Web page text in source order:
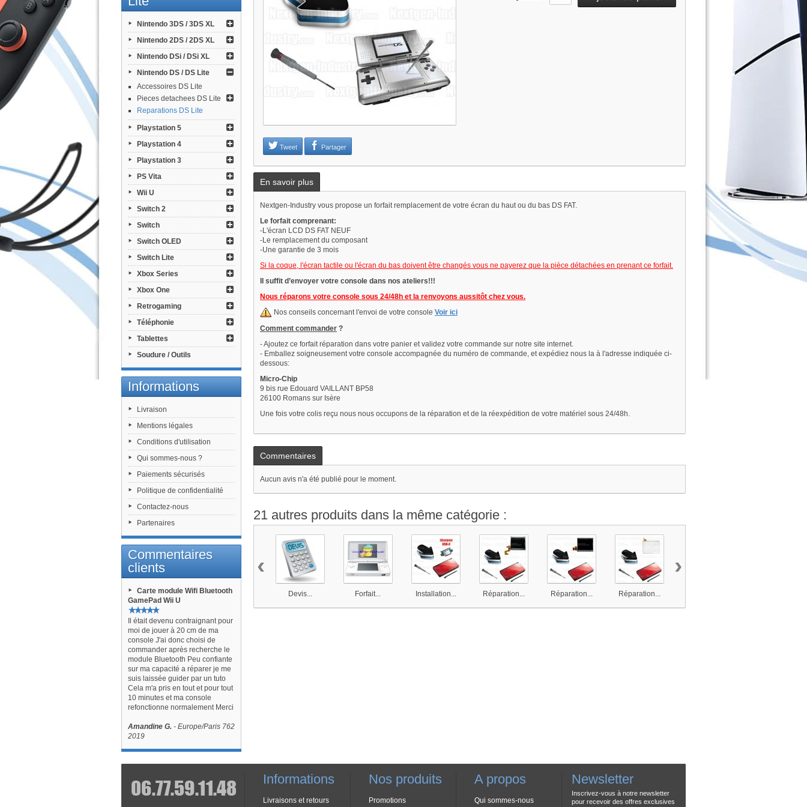
Nintendo 3DS / 3DS XL
Nintendo 2DS / 2DS XL
Nintendo DSi / DSi XL
Nintendo DS / DS Lite
Accessoires DS Lite
Pieces detachees DS Lite
Reparations DS Lite
Playstation 5
Playstation 4
Playstation 3
PS Vita
Wii U
Switch 2
Switch
Switch OLED
Switch Lite
Xbox Series
Xbox One
Retrogaming
Téléphonie
Tablettes
Soudure / Outils
Informations
Livraison
Mentions légales
Conditions d'utilisation
Qui sommes-nous ?
Paiements sécurisés
Politique de confidentialité
Contactez-nous
Partenaires
Commentaires
clients
Carte module Wifi Bluetooth
GamePad Wii U
Il était devenu contraignant pour
moi de jouer à 20 cm de ma
console J'ai donc choisi de
commander après recherche le
module Bluetooth Peu confiante
sur ma capacité a réparer je me
suis laissée guider par un tuto
Cela m'a pris en tout et pour tout
10 minutes et ma console
refonctionne normalement Merci
Amandine G. - Europe/Paris 762
2019
Tweet Partager
En savoir plus
Nextgen-Industry vous propose un forfait remplacement de votre écran du haut ou du bas DS FAT.
Le forfait comprenant:
-L'écran LCD DS FAT NEUF
-Le remplacement du composant
-Une garantie de 3 mois
Si la coque, l'écran tactile ou l'écran du bas doivent être changés vous ne payerez que la pièce détachées en prenant ce forfait.
Il suffit d’envoyer votre console dans nos ateliers!!!
Nous réparons votre console sous 24/48h et la renvoyons aussitôt chez vous.
Nos conseils concernant l'envoi de votre console Voir ici
Comment commander ?
- Ajoutez ce forfait réparation dans votre panier et validez votre commande sur notre site internet.
- Emballez soigneusement votre console accompagnée du numéro de commande, et expédiez nous la à l'adresse indiquée ci-
dessous:
Micro-Chip
9 bis rue Edouard VAILLANT BP58
26100 Romans sur Isère
Une fois votre colis reçu nous nous occupons de la réparation et de la réexpédition de votre matériel sous 24/48h.
Commentaires
Aucun avis n'a été publié pour le moment.
21 autres produits dans la même catégorie :
Devis... Forfait... Installation... Réparation... Réparation... Réparation...
‹ ›
Informations
Livraisons et retours
Nos produits
Promotions
A propos
Qui sommes-nous
Newsletter
Inscrivez-vous à notre newsletter
pour recevoir des offres exclusives